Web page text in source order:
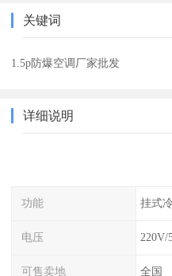
关键词
1.5p防爆空调厂家批发
详细说明
功能 挂式
电压 220V/
可售卖地 全国